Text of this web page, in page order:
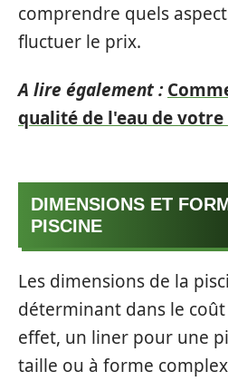
comprendre quels
fluctuer le prix.
A lire également :
qualité de l'eau de votre
DIMENSIONS ET
PISCINE
Les dimensions de la
déterminant dans le
effet, un liner pour une
taille ou à forme